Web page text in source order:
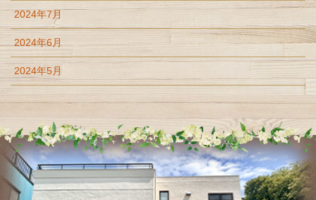
2024年7月
2024年6月
2024年5月